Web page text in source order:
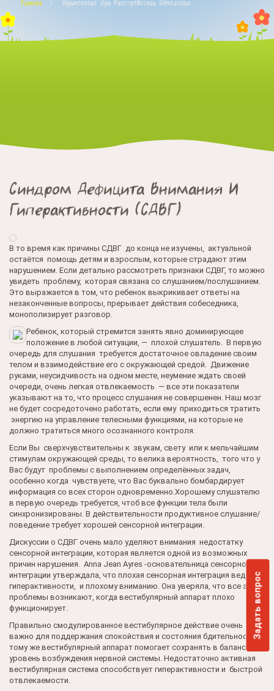
Задать вопрос
Главная Применение При Расстройствах Поведения
Синдром Дефицита Внимания И
Гиперактивности (СДВГ)
В то время как причины СДВГ до конца не изучены, актуальной
остаётся помощь детям и взрослым, которые страдают этим
нарушением. Если детально рассмотреть признаки СДВГ, то можно
увидеть проблему, которая связана со слушанием/послушанием.
Это выражается в том, что ребенок выкрикивает ответы на
незаконченные вопросы, прерывает действия собеседника,
монополизирует разговор.
Ребенок, который стремится занять явно доминирующее
положение в любой ситуации, — плохой слушатель. В первую
очередь для слушания требуется достаточное овладение своим
телом и взаимодействие его с окружающей средой. Движение
руками, неусидчивость на одном месте, неумение ждать своей
очереди, очень легкая отвлекаемость — все эти показатели
указывают на то, что процесс слушания не совершенен. Наш мозг
не будет сосредоточено работать, если ему приходиться тратить
энергию на управление телесными функциями, на которые не
должно тратиться много осознанного контроля.
Если Вы сверхчувствительны к звукам, свету или к мельчайшим
стимулам окружающей среды, то велика вероятность, того что у
Вас будут проблемы с выполнением определённых задач,
особенно когда чувствуете, что Вас буквально бомбардирует
информация со всех сторон одновременно.Хорошему слушателю
в первую очередь требуется, чтоб все функции тела были
синхронизированы. В действительности продуктивное слушание/
поведение требует хорошей сенсорной интеграции.
Дискуссии о СДВГ очень мало уделяют внимания недостатку
сенсорной интеграции, которая является одной из возможных
причин нарушения. Anna Jean Ayres -основательница сенсорной
интеграции утверждала, что плохая сенсорная интеграция ведёт к
гиперактивности, и плохому вниманию. Она уверяла, что все эти
проблемы возникают, когда вестибулярный аппарат плохо
функционирует.
Правильно смодулированное вестибулярное действие очень
важно для поддержания спокойствия и состояния бдительности. К
тому же вестибулярный аппарат помогает сохранять в балансе
уровень возбуждения нервной системы. Недостаточно активная
вестибулярная система способствует гиперактивности и быстрой
отвлекаемости.